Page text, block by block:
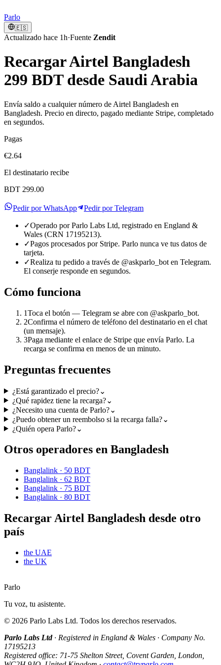
Parlo
🇪🇸
Actualizado hace 1h·Fuente Zendit
Recargar Airtel Bangladesh
299 BDT desde Saudi Arabia
Envía saldo a cualquier número de Airtel Bangladesh en
Bangladesh. Precio en directo, pagado mediante Stripe, completado
en segundos.
Pagas
€2.64
El destinatario recibe
BDT 299.00
Pedir por WhatsApp Pedir por Telegram
✓Operado por Parlo Labs Ltd, registrado en England &
Wales (CRN 17195213).
✓Pagos procesados por Stripe. Parlo nunca ve tus datos de
tarjeta.
✓Realiza tu pedido a través de @askparlo_bot en Telegram.
El conserje responde en segundos.
Cómo funciona
1Toca el botón — Telegram se abre con @askparlo_bot.
2Confirma el número de teléfono del destinatario en el chat
(un mensaje).
3Paga mediante el enlace de Stripe que envía Parlo. La
recarga se confirma en menos de un minuto.
Preguntas frecuentes
¿Está garantizado el precio?⌄
¿Qué rapidez tiene la recarga?⌄
¿Necesito una cuenta de Parlo?⌄
¿Puedo obtener un reembolso si la recarga falla?⌄
¿Quién opera Parlo?⌄
Otros operadores en Bangladesh
Banglalink · 50 BDT
Banglalink · 62 BDT
Banglalink · 75 BDT
Banglalink · 80 BDT
Recargar Airtel Bangladesh desde otro
país
the UAE
the UK
Parlo
Tu voz, tu asistente.
© 2026 Parlo Labs Ltd. Todos los derechos reservados.
Parlo Labs Ltd· Registered in England & Wales · Company No.
17195213
Registered office: 71-75 Shelton Street, Covent Garden, London,